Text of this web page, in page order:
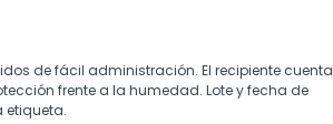
de fácil administración. El recipiente cuenta
frente a la humedad. Lote y fecha de
etiqueta.